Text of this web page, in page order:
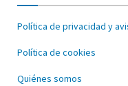
Política de privacidad y
Política de cookies
Quiénes somos